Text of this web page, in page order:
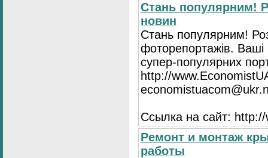
Стань популярним!
новин
Стань популярним!
фоторепортажів. Ваші
супер-популярних
http://
Ссылка на сайт:
Ремонт и монтаж
работы